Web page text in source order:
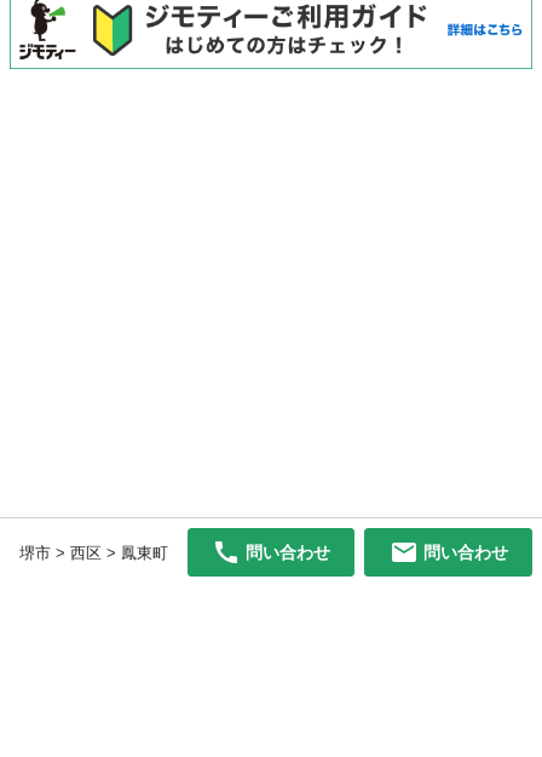
堺市 > 西区 > 鳳東町 問い合わせ 問い合わせ